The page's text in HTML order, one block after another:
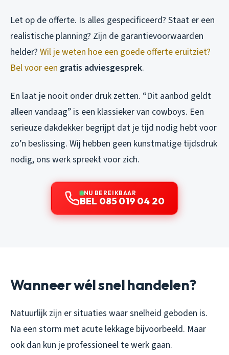
Let op de offerte. Is alles gespecificeerd? Staat er een
realistische planning? Zijn de garantievoorwaarden
helder? Wil je weten hoe een goede offerte eruitziet?
Bel voor een gratis adviesgesprek.
En laat je nooit onder druk zetten. “Dit aanbod geldt
alleen vandaag” is een klassieker van cowboys. Een
serieuze dakdekker begrijpt dat je tijd nodig hebt voor
zo’n beslissing. Wij hebben geen kunstmatige tijdsdruk
nodig, ons werk spreekt voor zich.
NU BEREIKBAAR
BEL 085 019 04 20
Wanneer wél snel handelen?
Natuurlijk zijn er situaties waar snelheid geboden is.
Na een storm met acute lekkage bijvoorbeeld. Maar
ook dan kun je professioneel te werk gaan.